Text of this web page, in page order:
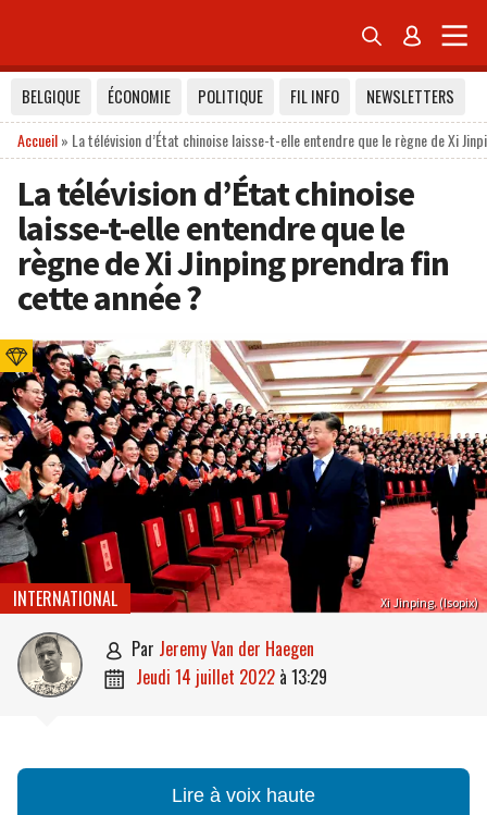
 
BELGIQUE ÉCONOMIE POLITIQUE FIL INFO
NEWSLETTERS
Accueil» La télévision d’État chinoise laisse-t-elle entendre que le règne de Xi
La télévision d’État chinoise
laisse-t-elle entendre que le
règne de Xi Jinping prendra fin
cette année ?
Xi Jinping. (Isopix)
INTERNATIONAL
 par Jeremy Van der Haegen
 jeudi 14 juillet 2022 à 13:29
Lire à voix haute